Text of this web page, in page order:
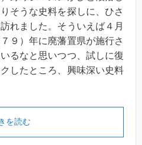
そうな史料を探しに、ひさ
れました。そういえば４月
９）年に廃藩置県が施行さ
るなと思いつつ、試しに復
したところ、興味深い史料
を読む